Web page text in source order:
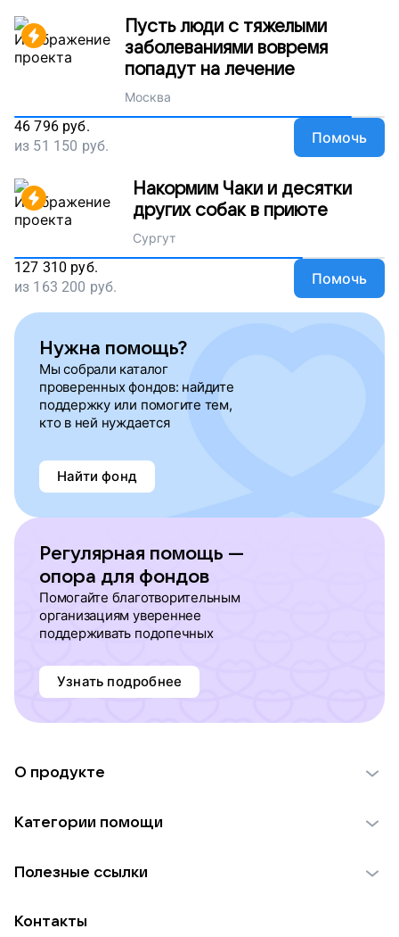
Пусть люди с тяжелыми
заболеваниями вовремя
попадут на лечение
Москва
46 796 руб.
из 51 150 руб. Помочь
Накормим Чаки и десятки
других собак в приюте
Сургут
127 310 руб.
из 163 200 руб. Помочь
Нужна помощь?
Мы собрали каталог
проверенных фондов: найдите
поддержку или помогите тем,
кто в ней нуждается
Найти фонд
Регулярная помощь —
опора для фондов
Помогайте благотворительным
организациям увереннее
поддерживать подопечных
Узнать подробнее
О продукте
Использование материалов
Для НКО
Категории помощи
Пожилым
Полезные ссылки
Контакты